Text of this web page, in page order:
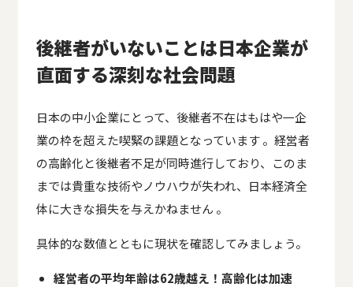
後継者がいないことは日本企業が
直面する深刻な社会問題
日本の中小企業にとって、後継者不在はもはや一企
業の枠を超えた喫緊の課題となっています 。経営者
の高齢化と後継者不足が同時進行しており、このま
までは貴重な技術やノウハウが失われ、日本経済全
体に大きな損失を与えかねません 。
具体的な数値とともに現状を確認してみましょう。
経営者の平均年齢は62歳越え！高齢化は加速